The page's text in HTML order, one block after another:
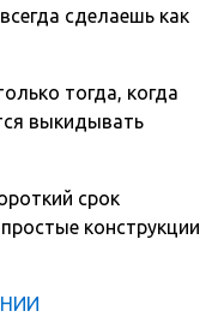
сделаешь как
тогда, когда
выкидывать
срок
конструкции